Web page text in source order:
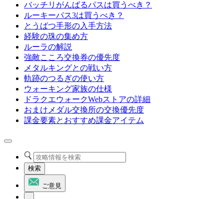
バッチリがんばるパスは買うべき？
ルーキーパス3は買うべき？
とうばつ手形の入手方法
経験の珠の集め方
ルーラの解説
強敵こころ交換券の優先度
メタルキングとの戦い方
軌跡のつるぎの使い方
ウォーキング家族の仕様
ドラクエウォークWebストアの詳細
おまけメダル交換所の交換優先度
課金要素とおすすめ課金アイテム
検索
ご意見